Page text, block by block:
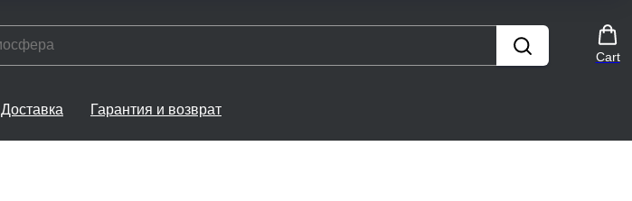
Cart
Доставка Гарантия и возврат